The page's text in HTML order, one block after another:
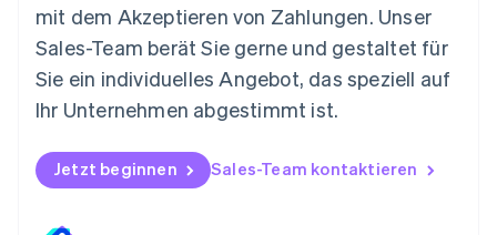
mit dem Akzeptieren von Zahlungen. Unser
Sales-Team berät Sie gerne und gestaltet für
Sie ein individuelles Angebot, das speziell auf
Ihr Unternehmen abgestimmt ist.
Jetzt beginnen Sales-Team kontaktieren
Polen
English
Portugal
Português English
Rumänien
Schweden
Svenska English
Deutsch